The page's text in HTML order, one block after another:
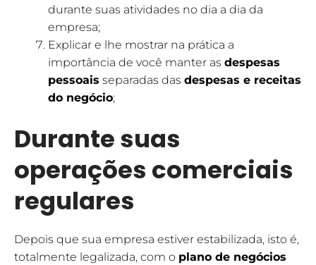
durante suas atividades no dia a dia da
empresa;
Explicar e lhe mostrar na prática a
importância de você manter as despesas
pessoais separadas das despesas e receitas
do negócio;
Durante suas
operações comerciais
regulares
Depois que sua empresa estiver estabilizada, isto é,
totalmente legalizada, com o plano de negócios